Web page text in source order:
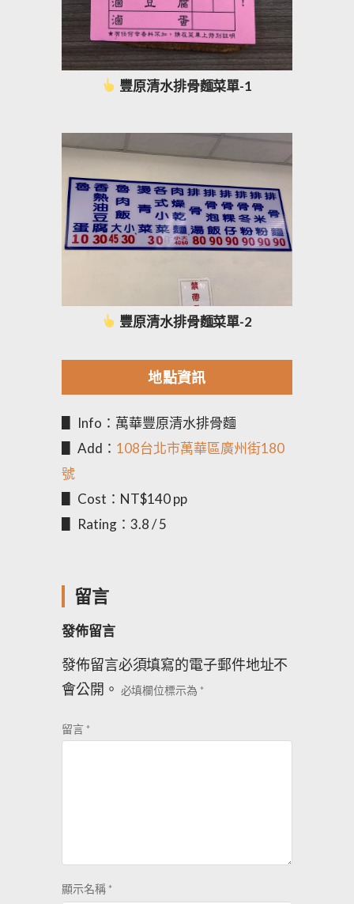
豐原清水排骨麵菜單-1
豐原清水排骨麵菜單-2
地點資訊
▋ Info：萬華豐原清水排骨麵
▋ Add： 108台北市萬華區廣州街180
號
▋ Cost：NT$140 pp
▋ Rating：3.8 / 5
留言
發佈留言
發佈留言必須填寫的電子郵件地址不
會公開。 必填欄位標示為 *
留言*
顯示名稱*